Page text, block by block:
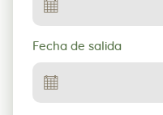
Fecha de salida